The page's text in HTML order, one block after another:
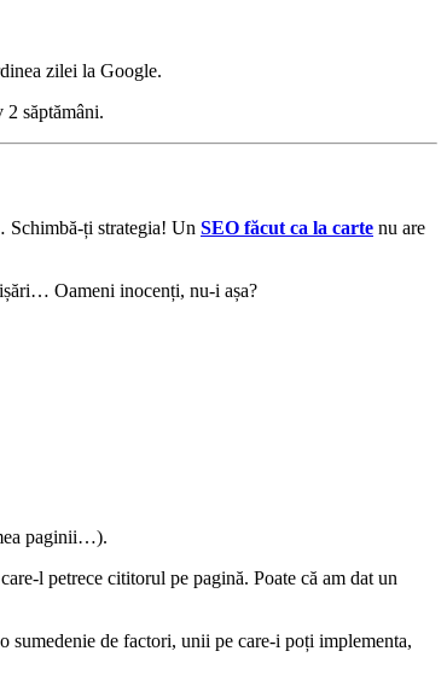
zilei la Google.
2 săptămâni.
Schimbă-ți strategia! Un SEO făcut ca la carte nu are
Oameni inocenți, nu-i așa?
paginii…).
l petrece cititorul pe pagină. Poate că am dat un
de factori, unii pe care-i poți implementa,